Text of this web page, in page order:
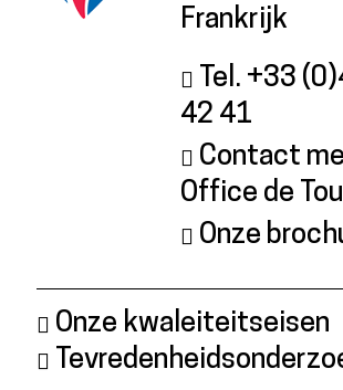
Frankrijk
Tel. +33
42 41
Contact
Office de
Onze
Onze kwaleiteitseisen